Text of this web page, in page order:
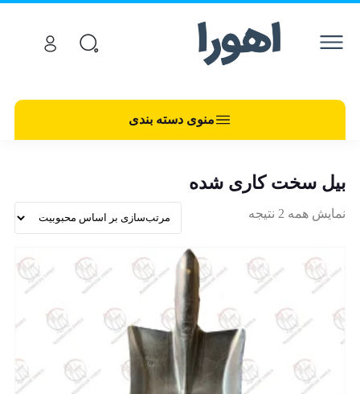
منوی دسته بندی
بیل سخت کاری شده
نمایش همه 2 نتیجه